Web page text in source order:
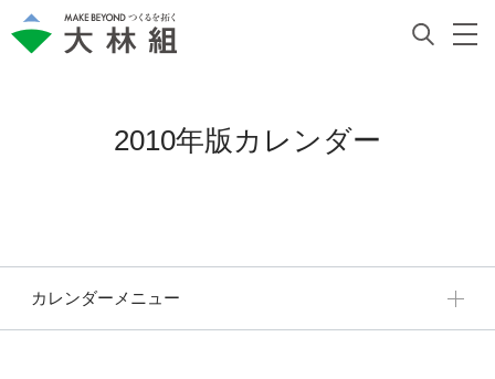
2010年版カレンダー
カレンダーメニュー